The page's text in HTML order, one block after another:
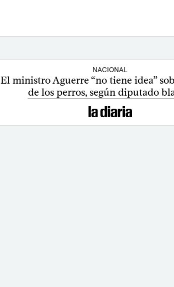
NACIONAL
El ministro Aguerre “no tiene idea”
de los perros, según diputado